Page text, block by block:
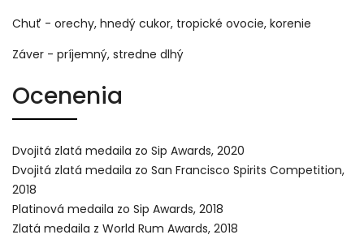
Chuť - orechy, hnedý cukor, tropické ovocie, korenie
Záver - príjemný, stredne dlhý
Ocenenia
Dvojitá zlatá medaila zo Sip Awards, 2020
Dvojitá zlatá medaila zo San Francisco Spirits Competition,
2018
Platinová medaila zo Sip Awards, 2018
Zlatá medaila z World Rum Awards, 2018